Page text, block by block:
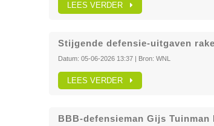
LEES VERDER
Stijgende defensie-uitgaven
Datum: 05-06-2026 13:37| Bron: WNL
LEES VERDER
BBB-defensieman Gijs